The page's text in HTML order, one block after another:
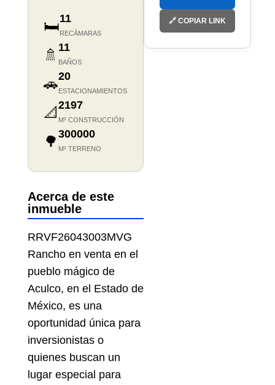
🛏️11
RECÁMARAS
🚿 11
BAÑOS
🚗20
ESTACIONAMIENTOS
📐 2197
M² CONSTRUCCIÓN
🌳 300000
M² TERRENO
Acerca de este
inmueble
RRVF26043003MVG
Rancho en venta en el
pueblo mágico de
Aculco, en el Estado de
México, es una
oportunidad única para
inversionistas o
quienes buscan un
lugar especial para
🔗 COPIAR LINK